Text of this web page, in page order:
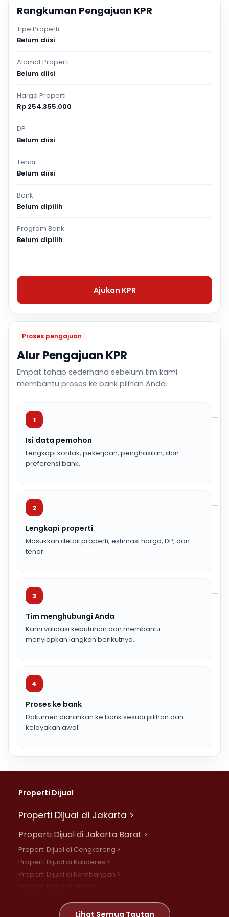
Proses pengajuan
Alur Pengajuan KPR
Empat tahap sederhana sebelum tim kami
membantu proses ke bank pilihan Anda.
1
Isi data pemohon
Lengkapi kontak, pekerjaan, penghasilan, dan
preferensi bank.
2
Lengkapi properti
Masukkan detail properti, estimasi harga, DP, dan
tenor.
3
Tim menghubungi Anda
Kami validasi kebutuhan dan membantu
menyiapkan langkah berikutnya.
4
Proses ke bank
Dokumen diarahkan ke bank sesuai pilihan dan
kelayakan awal.
Rangkuman Pengajuan KPR
Tipe Properti
Belum diisi
Alamat Properti
Belum diisi
Harga Properti
Rp 254.355.000
DP
Belum diisi
Tenor
Belum diisi
Bank
Belum dipilih
Program Bank
Belum dipilih
Ajukan KPR
Properti Dijual
Properti Dijual di Jakarta >
Properti Dijual di Jakarta Barat >
Properti Dijual di Cengkareng >
Properti Dijual di Kalideres >
Properti Dijual di Kembangan >
Properti Dijual di Meruya >Lihat Semua Tautan